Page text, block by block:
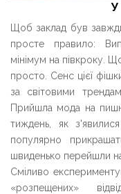
У
Щоб заклад був
просте правило:
мінімум на півкроку.
просто. Сенс цієї
за світовими
Прийшла мода на
тиждень, як
популярно
швиденько перейшли
Сміливо
«розпещених»